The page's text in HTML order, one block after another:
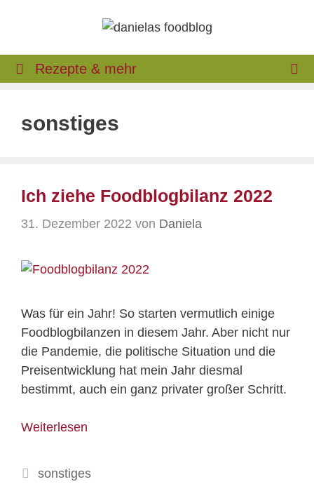
Rezepte & mehr
sonstiges
Ich ziehe Foodblogbilanz 2022
31. Dezember 2022 von Daniela
Was für ein Jahr! So starten vermutlich einige
Foodblogbilanzen in diesem Jahr. Aber nicht nur
die Pandemie, die politische Situation und die
Preisentwicklung hat mein Jahr diesmal
bestimmt, auch ein ganz privater großer Schritt.
Weiterlesen
Kategorien
sonstiges